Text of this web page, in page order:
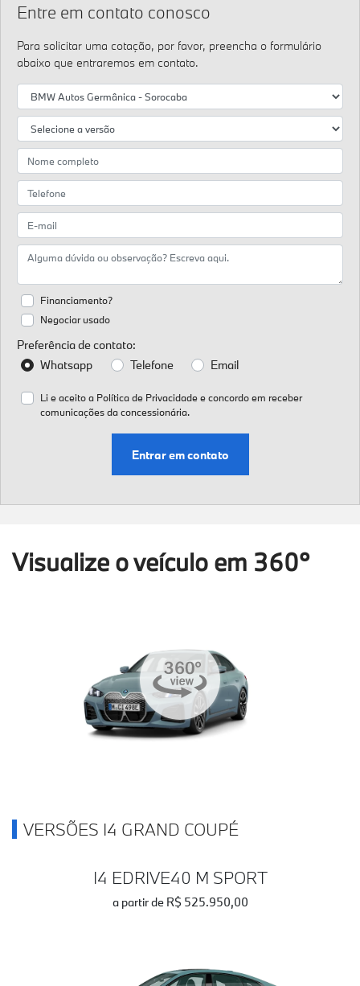
Entre em contato conosco
Para solicitar uma cotação, por favor, preencha o formulário
abaixo que entraremos em contato.
Financiamento?
Negociar usado
Preferência de contato:
Whatsapp
Telefone Email
Li e aceito a Política de Privacidadee concordo em receber
comunicações da concessionária.
Entrar em contato
Visualize o veículo em 360°
VERSÕES I4 GRAND COUPÉ
I4 EDRIVE40 M SPORT
a partir de R$ 525.950,00